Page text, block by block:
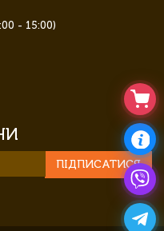
- 15:00)
ПІДПИСАТИСЯ